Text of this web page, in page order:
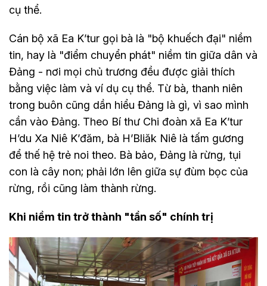
cụ thể.
Cán bộ xã Ea K’tur gọi bà là "bộ khuếch đại" niềm
tin, hay là "điểm chuyển phát" niềm tin giữa dân và
Đảng - nơi mọi chủ trương đều được giải thích
bằng việc làm và ví dụ cụ thể. Từ bà, thanh niên
trong buôn cũng dần hiểu Đảng là gì, vì sao mình
cần vào Đảng. Theo Bí thư Chi đoàn xã Ea K’tur
H’du Xa Niê K’đăm, bà H’Bliăk Niê là tấm gương
để thế hệ trẻ noi theo. Bà bảo, Đảng là rừng, tụi
con là cây non; phải lớn lên giữa sự đùm bọc của
rừng, rồi cũng làm thành rừng.
Khi niềm tin trở thành "tần số" chính trị